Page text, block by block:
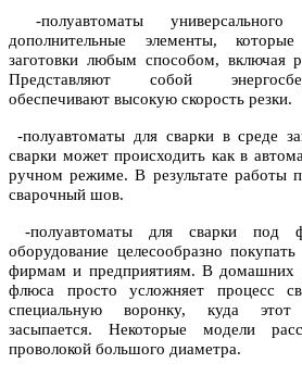
-полуавтоматы
дополнительные элементы,
заготовки любым способом, включая
Представляют собой
обеспечивают высокую скорость резки.
-полуавтоматы для сварки в среде
сварки может происходить как в
ручном режиме. В результате работы
сварочный шов.
-полуавтоматы для сварки под
оборудование целесообразно
фирмам и предприятиям. В домашних
флюса просто усложняет процесс
специальную воронку, куда этот
засыпается. Некоторые модели
проволокой большого диаметра.